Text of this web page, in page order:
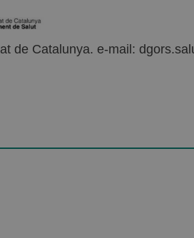
de Catalunya. e-mail: